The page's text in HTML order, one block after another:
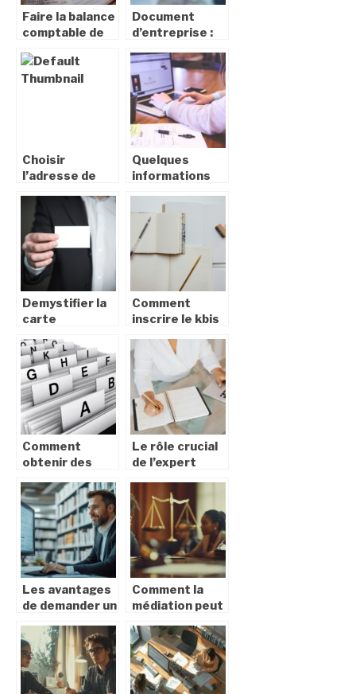
Faire la balance
comptable de
entreprise :
quels sont les
Document
d’entreprise :
l’extrait Kbis
Choisir
l’adresse de
son entreprise
: quelles sont
les options ?
Quelques
informations
du travail
Demystifier la
carte
francaise : tout
ce que vous
devez savoir
Comment
inscrire le kbis
encreur ?
Comment
obtenir des
sur les villes
françaises par
département
Le rôle crucial
de l’expert
la gestion des
sinistres
Les avantages
de demander un
ligne pour votre
entreprise
Comment la
médiation peut
résoudre des
litiges
rapidement et
économiquement